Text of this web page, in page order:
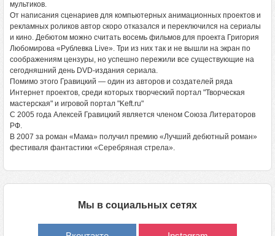
мультиков.
От написания сценариев для компьютерных анимационных проектов и
рекламных роликов автор скоро отказался и переключился на сериалы
и кино. Дебютом можно считать восемь фильмов для проекта Григория
Любомирова «Рублевка Live». Три из них так и не вышли на экран по
соображениям цензуры, но успешно пережили все существующие на
сегодняшний день DVD-издания сериала.
Помимо этого Гравицкий — один из авторов и создателей ряда
Интернет проектов, среди которых творческий портал "Творческая
мастерская" и игровой портал "Keft.ru"
С 2005 года Алексей Гравицкий является членом Союза Литераторов
РФ.
В 2007 за роман «Мама» получил премию «Лучший дебютный роман»
фестиваля фантастики «Серебряная стрела».
Мы в социальных сетях